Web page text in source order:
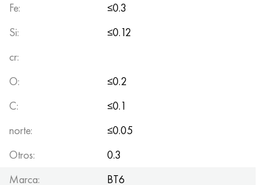
Fe:
≤0.3
Si:
≤0.12
cr:
O:
≤0.2
C:
≤0.1
norte:
≤0.05
Otros:
0.3
Marca:
BT6